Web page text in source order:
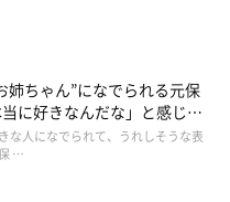
ていたようで夢中になって
姉ちゃん”になでられる元保
に好きなんだな」と感じる
り
な人になでられて、うれしそうな表
…